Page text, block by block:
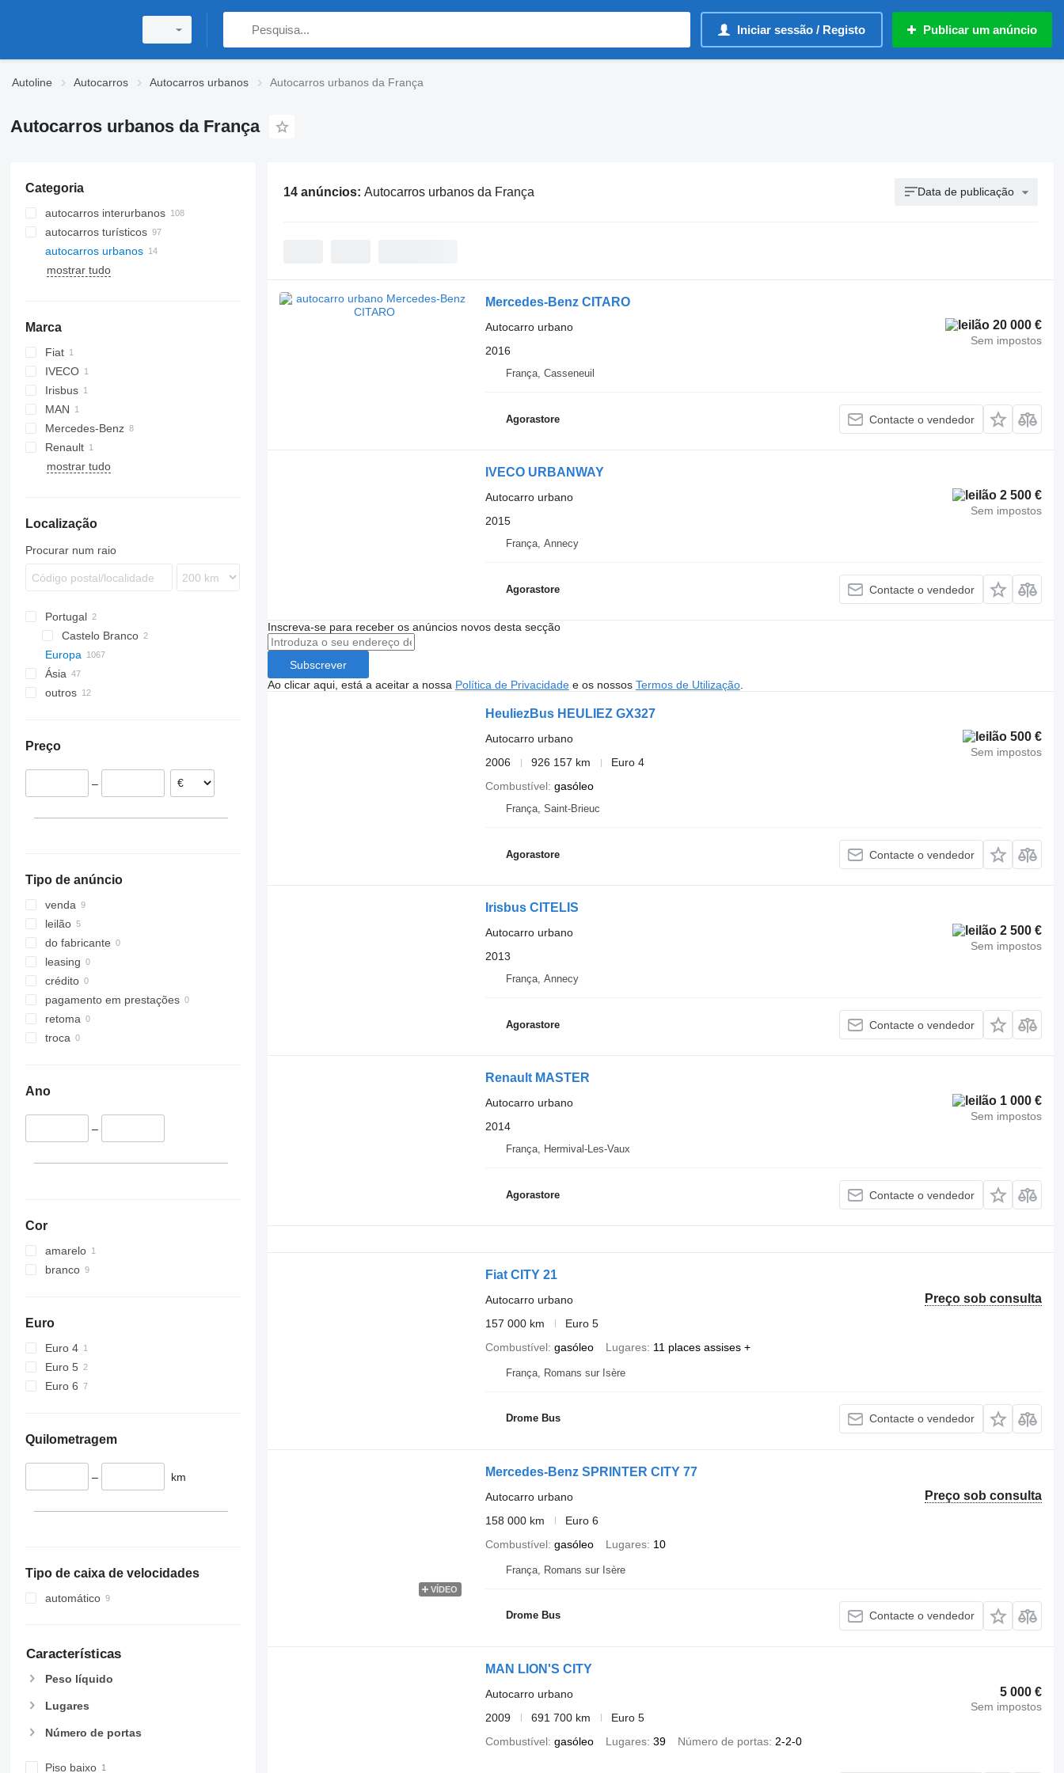
Iniciar sessão / Registo Publicar um anúncio
Autoline Autocarros Autocarros urbanos Autocarros urbanos da França
Autocarros urbanos da França
Categoria
autocarros interurbanos
autocarros turísticos
autocarros urbanos
mostrar tudo
Marca
Fiat
IVECO
Irisbus
Citelis
MAN
Lion's series
Mercedes-Benz
Citaro
Sprinter
Renault
Master
mostrar tudo
Localização
Procurar num raio
Portugal
Castelo Branco
Europa
Polónia
Países Baixos
Suécia
Saint-Brieuc
Dreux
Goussainville
Ásia
China
outros
Preço
–
Tipo de anúncio
venda
leilão
do fabricante
leasing
crédito
pagamento em prestações
retoma
troca
Ano
–
Cor
amarelo
branco
Euro
Euro 4
Euro 5
Euro 6
Quilometragem
– km
Tipo de caixa de velocidades
automático
Características
Peso líquido
Lugares
Número de portas
Piso baixo
14 anúncios: Autocarros urbanos da França Data de publicação
Mercedes-Benz CITARO
20 000 €
Sem impostos
Autocarro urbano
2016
França, Casseneuil
Agorastore Contacte o vendedor
IVECO URBANWAY
2 500 €
Sem impostos
Autocarro urbano
2015
França, Annecy
Agorastore Contacte o vendedor
Inscreva-se para receber os anúncios novos desta secção
Subscrever
Ao clicar aqui, está a aceitar a nossa Política de Privacidadee os nossos Termos de Utilização.
HeuliezBus HEULIEZ GX327
500 €
Sem impostos
Autocarro urbano
2006
926 157 km
Euro 4
Combustível gasóleo
França, Saint-Brieuc
Agorastore Contacte o vendedor
Irisbus CITELIS
2 500 €
Sem impostos
Autocarro urbano
2013
França, Annecy
Agorastore Contacte o vendedor
Renault MASTER
1 000 €
Sem impostos
Autocarro urbano
2014
França, Hermival-Les-Vaux
Agorastore Contacte o vendedor
Fiat CITY 21
Preço sob consulta
Autocarro urbano
157 000 km
Euro 5
Combustível gasóleo Lugares 11 places assises +
França, Romans sur Isère
Drome Bus Contacte o vendedor
VÍDEO
Mercedes-Benz SPRINTER CITY 77
Preço sob consulta
Autocarro urbano
158 000 km
Euro 6
Combustível gasóleo Lugares 10
França, Romans sur Isère
Drome Bus Contacte o vendedor
MAN LION'S CITY
5 000 €
Sem impostos
Autocarro urbano
2009
691 700 km
Euro 5
Combustível gasóleo Lugares 39 Número de portas 2-2-0